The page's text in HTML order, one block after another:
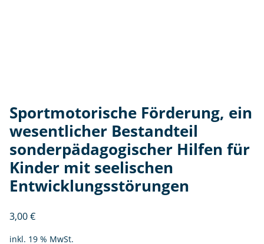
Sportmotorische Förderung, ein
wesentlicher Bestandteil
sonderpädagogischer Hilfen für
Kinder mit seelischen
Entwicklungsstörungen
3,00€
inkl. 19 % MwSt.